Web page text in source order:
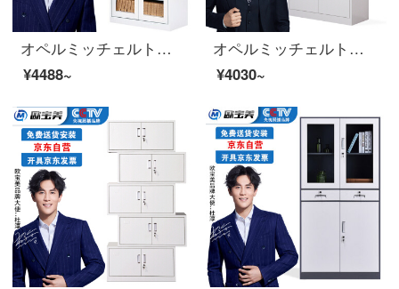
オペルミッチェルトオフィスキャビネット鋼製のブリーフィングキャビネットの資料棚のアーカイブキャビネット
¥4488~
オペルミッチェルトスチール製のスチール製のスチール製の資料の保存棚、ダブルキャビネットH 1800*W 850*D 390
¥4030~